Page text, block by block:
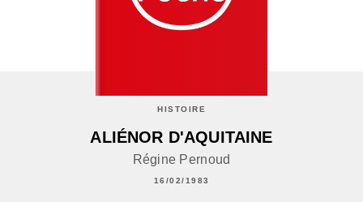
HISTOIRE
ALIÉNOR D'AQUITAINE
Régine Pernoud
16/02/1983